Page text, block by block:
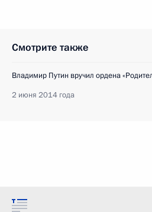
Смотрите также
Владимир Путин вручил ордена
2 июня 2014 года